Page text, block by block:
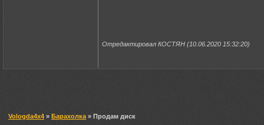
Отредактировал КОСТЯН (10.06.2020 15:32:20)
Vologda4x4 » Барахолка » Продам диск